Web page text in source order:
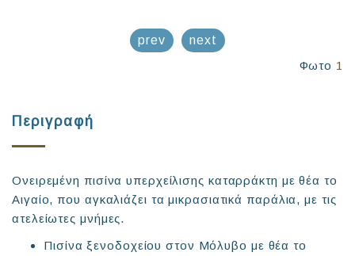
prev
next
Φωτο 1
Περιγραφή
Ονειρεμένη πισίνα υπερχείλισης καταρράκτη με θέα το
Αιγαίο, που αγκαλιάζει τα μικρασιατικά παράλια, με τις
ατελείωτες μνήμες.
Πισίνα ξενοδοχείου στον Μόλυβο με θέα το